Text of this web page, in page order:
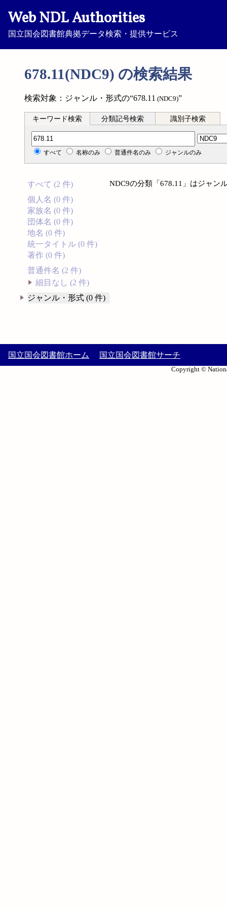
Web NDL Authorities
国立国会図書館典拠データ検索・提供サービス
678.11(NDC9) の検索結果
検索対象：ジャンル・形式の“678.11 (NDC9)”
キーワード検索 分類記号検索 識別子検索
分類記号検索
すべて 名称のみ 普通件名のみ ジャンルのみ
すべて (2 件)
個人名 (0 件)
家族名 (0 件)
団体名 (0 件)
地名 (0 件)
統一タイトル (0 件)
著作 (0 件)
普通件名 (2 件)
細目なし (2 件)
ジャンル・形式 (0 件)
NDC9の分類「678.11」はジャン
国立国会図書館ホーム 国立国会図書館サーチ
Copyright ©